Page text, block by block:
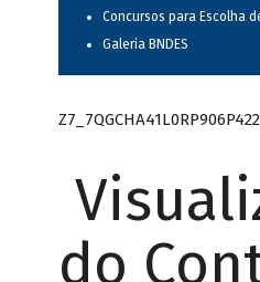
Concursos para Escolha
Galeria BNDES
do